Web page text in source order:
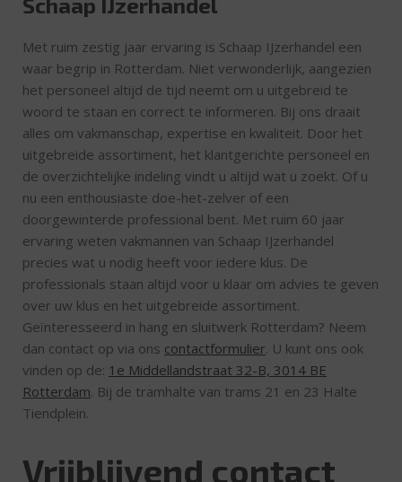
Schaap IJzerhandel
Met ruim zestig jaar ervaring is Schaap IJzerhandel een
waar begrip in Rotterdam. Niet verwonderlijk, aangezien
het personeel altijd de tijd neemt om u uitgebreid te
woord te staan en correct te informeren. Bij ons draait
alles om vakmanschap, expertise en kwaliteit. Door het
uitgebreide assortiment, het klantgerichte personeel en
de overzichtelijke indeling vindt u altijd wat u zoekt. Of u
nu een enthousiaste doe-het-zelver of een
doorgewinterde professional bent. Met ruim 60 jaar
ervaring weten vakmannen van Schaap IJzerhandel
precies wat u nodig heeft voor iedere klus. De
professionals staan altijd voor u klaar om advies te geven
over uw klus en het uitgebreide assortiment.
Geïnteresseerd in hang en sluitwerk Rotterdam? Neem
dan contact op via ons contactformulier. U kunt ons ook
vinden op de: 1e Middellandstraat 32-B, 3014 BE
Rotterdam. Bij de tramhalte van trams 21 en 23 Halte
Tiendplein.
Vrijblijvend contact